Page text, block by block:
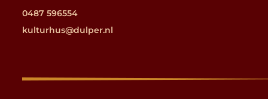
0487 596554
kulturhus@dulper.nl